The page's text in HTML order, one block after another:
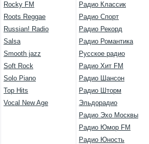
Rocky FM
Roots Reggae
Russian! Radio
Salsa
Smooth jazz
Soft Rock
Solo Piano
Top Hits
Vocal New Age
Радио Классик
Радио Спорт
Радио Рекорд
Радио Романтика
Русское радио
Радио Хит FM
Радио Шансон
Радио Шторм
Эльдорадио
Радио Эхо Москвы
Радио Юмор FM
Радио Юность